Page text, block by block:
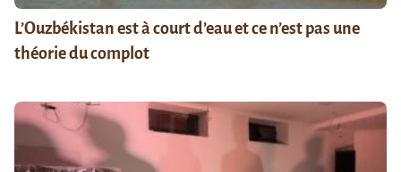
L’Ouzbékistan est à court d’eau et ce n’est pas une
théorie du complot